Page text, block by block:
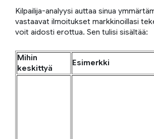
Kilpailija-analyysi auttaa sinua
vastaavat ilmoitukset markkinoillasi
voit aidosti erottua. Sen tulisi sisältää:
Mihin
keskittyä
Esimerkki